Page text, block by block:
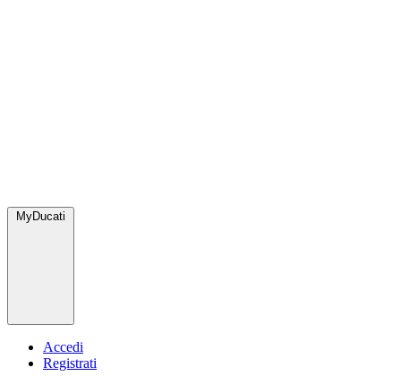
MyDucati
Accedi
Registrati